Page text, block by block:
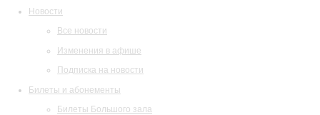
Новости
Все новости
Изменения в афише
Подписка на новости
Билеты и абонементы
Билеты Большого зала